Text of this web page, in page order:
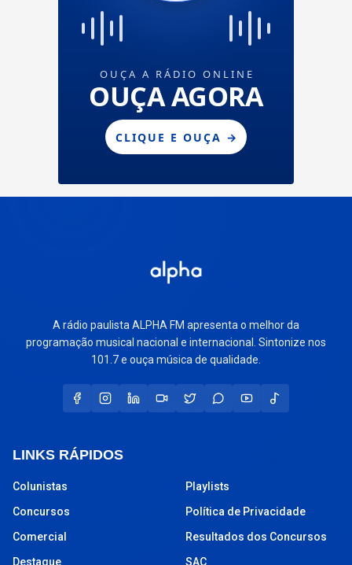
A rádio paulista ALPHA FM apresenta o melhor da
programação musical nacional e internacional. Sintonize nos
101.7 e ouça música de qualidade.
LINKS RÁPIDOS
Colunistas
Concursos
Comercial
Destaque
Playlists
Política de Privacidade
Resultados dos Concursos
SAC